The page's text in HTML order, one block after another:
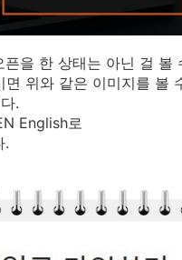
을 한 상태는 아닌 걸 볼
면 위와 같은 이미지를 볼
.
English로
.